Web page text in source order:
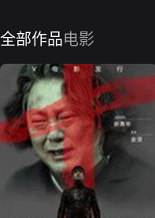
全部作品电影